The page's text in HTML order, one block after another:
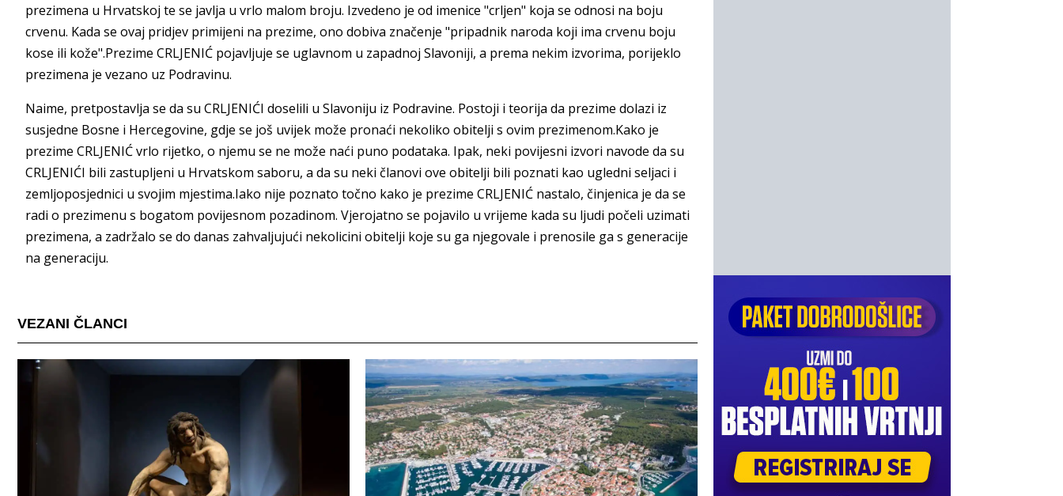
prezimena u Hrvatskoj te se javlja u vrlo malom broju. Izvedeno je od imenice "crljen" koja se odnosi na boju
crvenu. Kada se ovaj pridjev primijeni na prezime, ono dobiva značenje "pripadnik naroda koji ima crvenu boju
kose ili kože".Prezime CRLJENIĆ pojavljuje se uglavnom u zapadnoj Slavoniji, a prema nekim izvorima, porijeklo
prezimena je vezano uz Podravinu.
Naime, pretpostavlja se da su CRLJENIĆI doselili u Slavoniju iz Podravine. Postoji i teorija da prezime dolazi iz
susjedne Bosne i Hercegovine, gdje se još uvijek može pronaći nekoliko obitelji s ovim prezimenom.Kako je
prezime CRLJENIĆ vrlo rijetko, o njemu se ne može naći puno podataka. Ipak, neki povijesni izvori navode da su
CRLJENIĆI bili zastupljeni u Hrvatskom saboru, a da su neki članovi ove obitelji bili poznati kao ugledni seljaci i
zemljoposjednici u svojim mjestima.Iako nije poznato točno kako je prezime CRLJENIĆ nastalo, činjenica je da se
radi o prezimenu s bogatom povijesnom pozadinom. Vjerojatno se pojavilo u vrijeme kada su ljudi počeli uzimati
prezimena, a zadržalo se do danas zahvaljujući nekolicini obitelji koje su ga njegovale i prenosile ga s generacije
na generaciju.
VEZANI ČLANCI